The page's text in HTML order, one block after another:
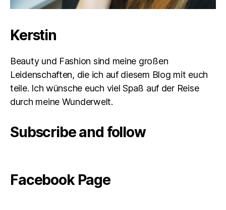
Kerstin
Beauty und Fashion sind meine großen
Leidenschaften, die ich auf diesem Blog mit euch
teile. Ich wünsche euch viel Spaß auf der Reise
durch meine Wunderwelt.
Subscribe and follow
Facebook Page